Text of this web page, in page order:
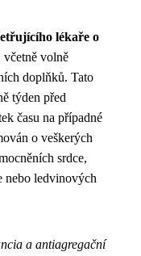
lékaře o
včetně volně
doplňků. Tato
týden před
času na případné
o veškerých
srdce,
nebo ledvinových
a antiagregační